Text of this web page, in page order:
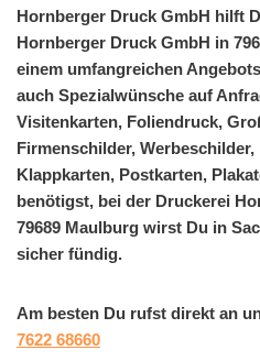
Hornberger Druck GmbH hilft
Hornberger Druck GmbH in
einem umfangreichen
auch Spezialwünsche auf
Visitenkarten, Foliendruck,
Firmenschilder,
Klappkarten, Postkarten,
benötigst, bei der Druckerei
79689 Maulburg wirst Du in
sicher fündig.
Am besten Du rufst direkt an
7622 68660